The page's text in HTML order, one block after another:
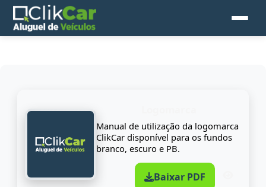
Manual de utilização da logomarca
ClikCar disponível para os fundos
branco, escuro e PB.
Baixar PDF